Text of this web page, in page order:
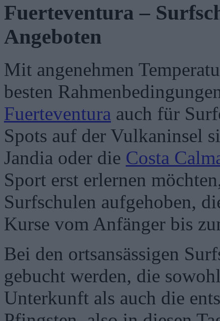
Fuerteventura –
Angeboten
Mit angenehmen
besten
Fuerteventura auch für
Spots auf der Vulkaninsel
Jandia oder die Costa
Sport erst erlernen
Surfschulen aufgehoben,
Kurse vom Anfänger bis
Bei den ortsansässigen
gebucht werden, die
Unterkunft als auch die